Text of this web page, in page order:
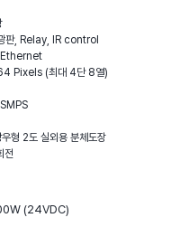
, Relay, IR control
Pixels (최대 4단 8열)
형 2도 실외용 분체도장
전
(24VDC)